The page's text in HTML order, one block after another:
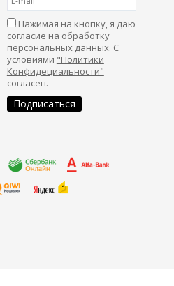
Нажимая на кнопку, я даю
согласие на обработку
персональных данных. С
условиями "Политики
Конфидециальности"
согласен.